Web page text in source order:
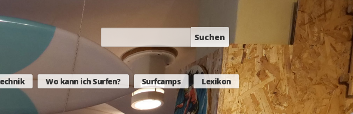
Suchen
Wo kann ich Surfen? Surfcamps Lexikon